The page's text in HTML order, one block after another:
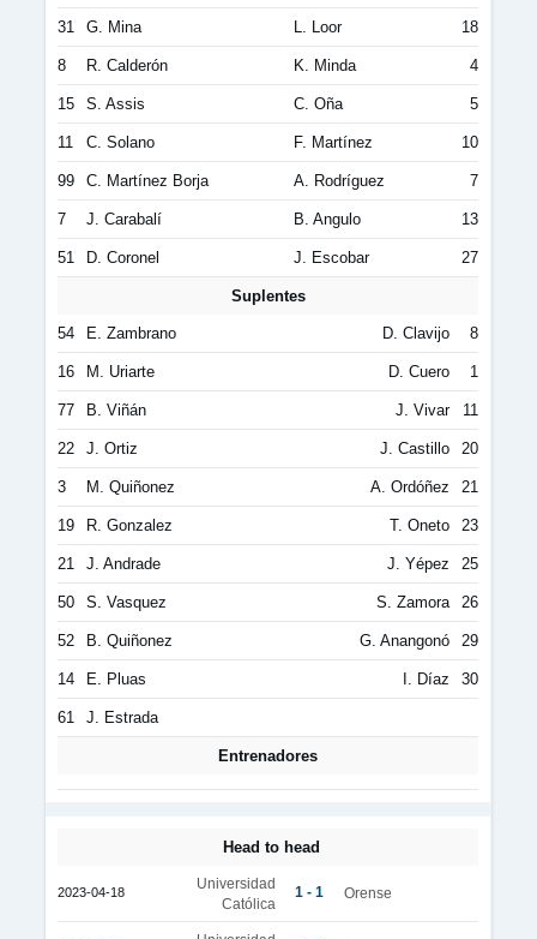
31 G. Mina L. Loor 18
8 R. Calderón K. Minda 4
15 S. Assis C. Oña 5
11 C. Solano F. Martínez 10
99 C. Martínez Borja A. Rodríguez 7
7 J. Carabalí B. Angulo 13
51 D. Coronel J. Escobar 27
Suplentes
54 E. Zambrano D. Clavijo 8
16 M. Uriarte D. Cuero 1
77 B. Viñán J. Vivar 11
22 J. Ortiz J. Castillo 20
3 M. Quiñonez A. Ordóñez 21
19 R. Gonzalez T. Oneto 23
21 J. Andrade J. Yépez 25
50 S. Vasquez S. Zamora 26
52 B. Quiñonez G. Anangonó 29
14 E. Pluas I. Díaz 30
61 J. Estrada
Entrenadores
Head to head
2023-04-18
Universidad
Católica
1 - 1 Orense